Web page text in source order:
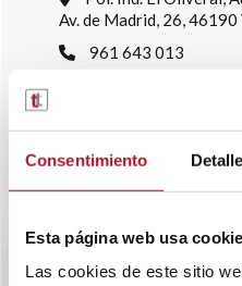
Consentimiento
Esta página web usa
Las cookies de este sitio
Av. de Madrid, 26, 46190
961 643 013
Ver delegaciones
Trabaja con nosotros